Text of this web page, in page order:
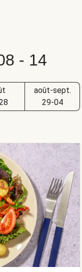
- 14
août-sept.
29-04